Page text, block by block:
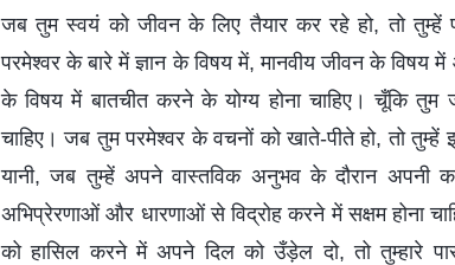
जब तुम स्वयं को जीवन के लिए तैयार कर रहे हो, तो तुम्हें
परमेश्वर के बारे में ज्ञान के विषय में, मानवीय जीवन के विषय
के विषय में बातचीत करने के योग्य होना चाहिए। चूँकि
चाहिए। जब तुम परमेश्वर के वचनों को खाते-पीते हो, तो तुम्हें
यानी, जब तुम्हें अपने वास्तविक अनुभव के दौरान अपनी
अभिप्रेरणाओं और धारणाओं से विद्रोह करने में सक्षम होना
को हासिल करने में अपने दिल को उँड़ेल दो, तो तुम्हारे